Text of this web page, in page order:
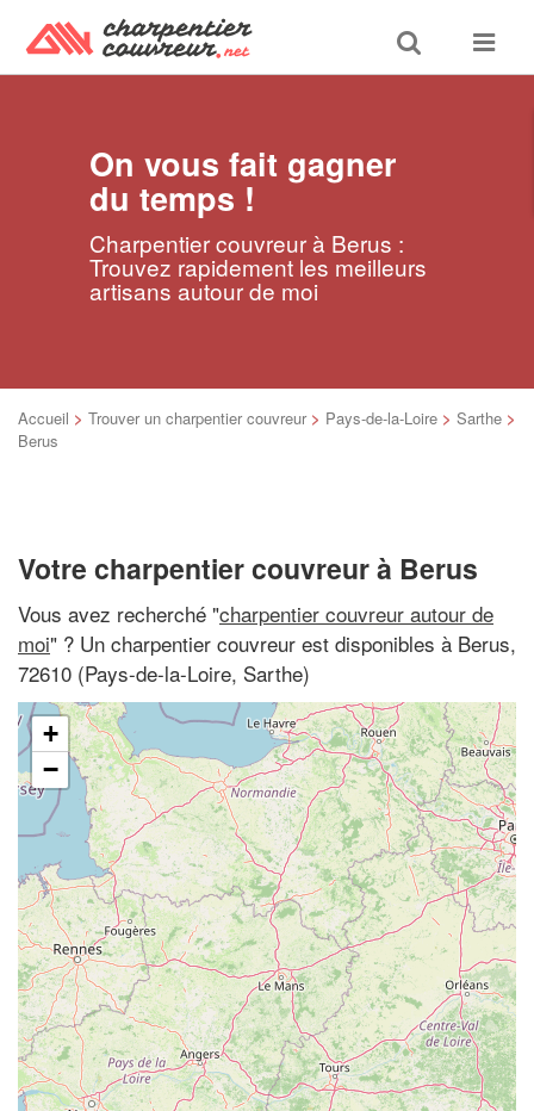
Toggle
search
Toggle
On vous fait gagner
du temps !
Charpentier couvreur à Berus :
Trouvez rapidement les meilleurs
artisans autour de moi
Accueil > Trouver un charpentier couvreur > Pays-de-la-Loire > Sarthe >
Berus
Votre charpentier couvreur à Berus
Vous avez recherché "charpentier couvreur autour de
moi" ? Un charpentier couvreur est disponibles à Berus,
72610 (Pays-de-la-Loire, Sarthe)
+
−